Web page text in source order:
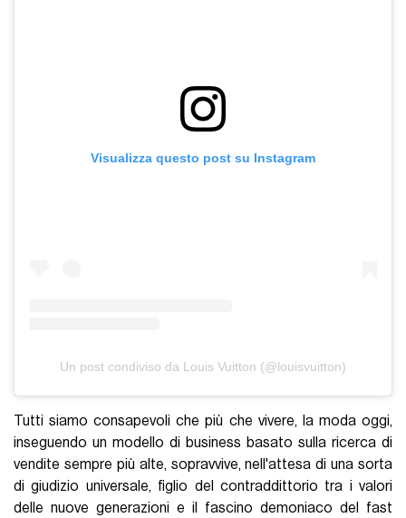
Visualizza questo post su Instagram
Un post condiviso da Louis Vuitton (@louisvuitton)
Tutti siamo consapevoli che più che vivere, la moda oggi,
inseguendo un modello di business basato sulla ricerca di
vendite sempre più alte, sopravvive, nell'attesa di una sorta
di giudizio universale, figlio del contraddittorio tra i valori
delle nuove generazioni e il fascino demoniaco del fast